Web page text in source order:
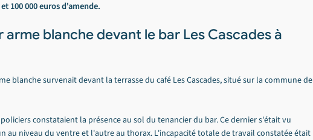
100 000 euros d'amende.
arme blanche devant le bar Les Cascades à
blanche survenait devant la terrasse du café Les Cascades, situé sur la commune de
constataient la présence au sol du tenancier du bar. Ce dernier s'était vu
au niveau du ventre et l'autre au thorax. L'incapacité totale de travail constatée était